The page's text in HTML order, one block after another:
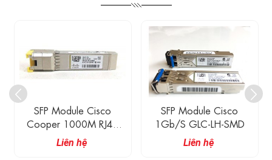
Cisco
RJ45
SFP Module Cisco
1Gb/s GLC-LH-SMD
Module
GLC-EZX-